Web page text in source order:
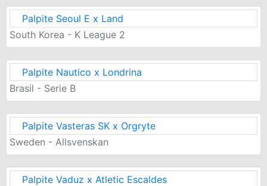
Palpite Seoul E x Land
South Korea - K League 2
Palpite Nautico x Londrina
Brasil - Serie B
Palpite Vasteras SK x Orgryte
Sweden - Allsvenskan
Palpite Vaduz x Atletic Escaldes